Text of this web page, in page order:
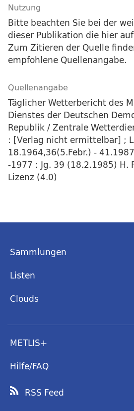
Nutzung
Bitte beachten Sie bei der
dieser Publikation die hier
Zum Zitieren der Quelle
empfohlene Quellenangabe.
Quellenangabe
Täglicher Wetterbericht des
Dienstes der Deutschen
Republik / Zentrale
: [Verlag nicht ermittelbar] ;
18.1964,36(5.Febr.) -
-1977 : Jg. 39 (18.2.1985) H.
Lizenz (4.0)
Sammlungen
Listen
Clouds
METLIS+
Hilfe/FAQ
RSS Feed